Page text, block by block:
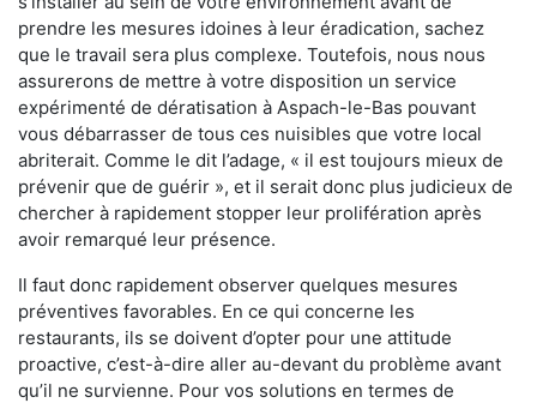
prendre les mesures idoines à leur éradication, sachez
que le travail sera plus complexe. Toutefois, nous nous
assurerons de mettre à votre disposition un service
expérimenté de dératisation à Aspach-le-Bas pouvant
vous débarrasser de tous ces nuisibles que votre local
abriterait. Comme le dit l’adage, « il est toujours mieux de
prévenir que de guérir », et il serait donc plus judicieux de
chercher à rapidement stopper leur prolifération après
avoir remarqué leur présence.
Il faut donc rapidement observer quelques mesures
préventives favorables. En ce qui concerne les
restaurants, ils se doivent d’opter pour une attitude
proactive, c’est-à-dire aller au-devant du problème avant
qu’il ne survienne. Pour vos solutions en termes de